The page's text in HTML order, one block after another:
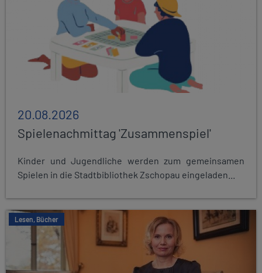
20.08.2026
Spielenachmittag 'Zusammenspiel'
Kinder und Jugendliche werden zum gemeinsamen
Spielen in die Stadtbibliothek Zschopau eingeladen...
Lesen, Bücher